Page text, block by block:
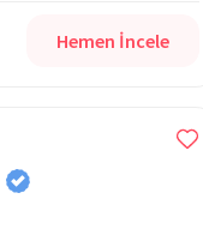
Hemen İncele